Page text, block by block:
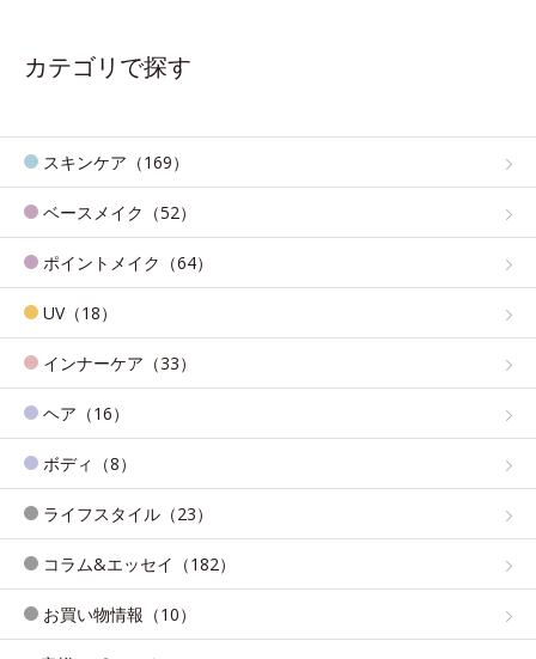
カテゴリで探す
スキンケア（169）
ベースメイク（52）
ポイントメイク（64）
UV（18）
インナーケア（33）
ヘア（16）
ボディ（8）
ライフスタイル（23）
コラム&エッセイ（182）
お買い物情報（10）